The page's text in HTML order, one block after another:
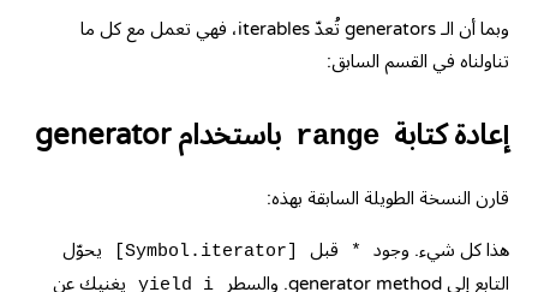
وبما أن الـ generators تُعدّ iterables، فهي تعمل مع كل ما
تناولناه في القسم السابق:
إعادة كتابة range باستخدام generator
قارن النسخة الطويلة السابقة بهذه:
هذا كل شيء. وجود * قبل [Symbol.iterator]
يحوّل
التابع إلى generator method. والسطر
yield i يغنيك عن